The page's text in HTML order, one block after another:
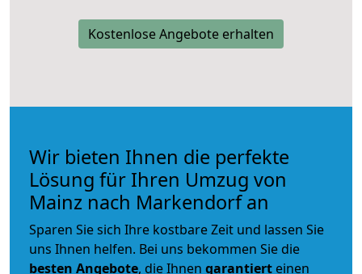
Kostenlose Angebote erhalten
Wir bieten Ihnen die perfekte
Lösung für Ihren Umzug von
Mainz nach Markendorf an
Sparen Sie sich Ihre kostbare Zeit und lassen Sie
uns Ihnen helfen. Bei uns bekommen Sie die
besten Angebote, die Ihnen garantiert einen